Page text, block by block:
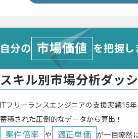
自分の 市場価値 を把握
スキル別市場分析ダッ
ITフリーランスエンジニアの支援実績15
蓄積された圧倒的なデータから算出！
案件倍率 や 適正単価 が一目瞭然